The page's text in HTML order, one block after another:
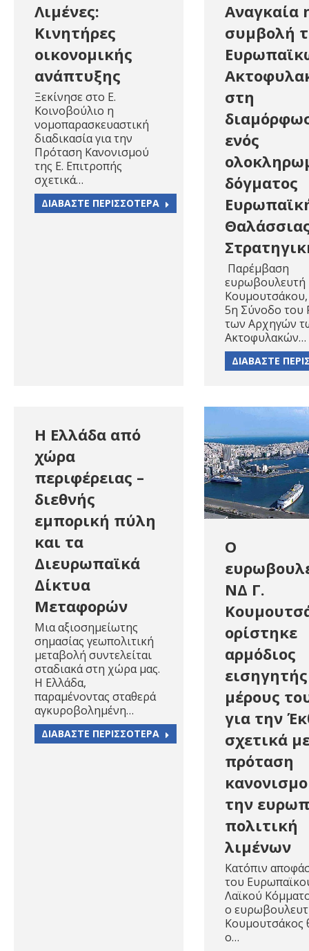
Λιμένες:
Κινητήρες
οικονομικής
ανάπτυξης
Ξεκίνησε στο Ε.
Κοινοβούλιο η
νομοπαρασκευαστική
διαδικασία για την
Πρόταση Κανονισμού
της Ε. Επιτροπής
σχετικά…
ΔΙΑΒΑΣΤΕ ΠΕΡΙΣΣΟΤΕΡΑ
Αναγκαία
συμβολή
στη
ενός
δόγματος
Παρέμβαση
ευρωβουλευτή
5η Σύνοδο του
των Αρχηγών
Ακτοφυλακών…
ΔΙΑΒΑΣΤΕ
Η Ελλάδα από
χώρα
περιφέρειας –
διεθνής
εμπορική πύλη
και τα
Διευρωπαϊκά
Δίκτυα
Μεταφορών
Μια αξιοσημείωτης
σημασίας γεωπολιτική
μεταβολή συντελείται
σταδιακά στη χώρα μας.
Η Ελλάδα,
παραμένοντας σταθερά
αγκυροβολημένη…
ΔΙΑΒΑΣΤΕ ΠΕΡΙΣΣΟΤΕΡΑ
O
ΝΔ Γ.
ορίστηκε
αρμόδιος
μέρους
για την
σχετικά
πρόταση
την
πολιτική
λιμένων
Κατόπιν
του
Λαϊκού
ο
Κουμουτσάκος
o…